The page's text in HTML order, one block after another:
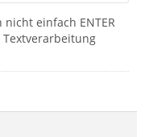
einfach ENTER